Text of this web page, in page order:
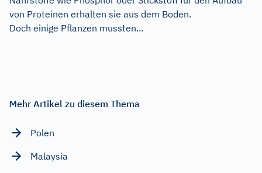
von Proteinen erhalten sie aus dem Boden.
Doch einige Pflanzen mussten...
Mehr Artikel zu diesem Thema
Polen
Malaysia